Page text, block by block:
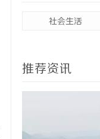
社会生活
推荐资讯